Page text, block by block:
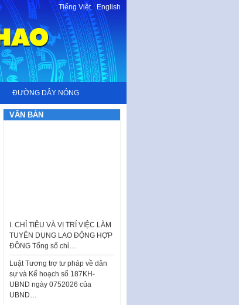
Tiếng Việt-English
ĐƯỜNG DÂY NÓNG
VĂN BẢN
TUYỂN DỤNG LAO ĐỘNG HỢP
ĐỒNG Tổng số chỉ…
Luật Tương trợ tư pháp về dân
sự và Kế hoạch số 187KH-
UBND ngày 0752026 của
UBND…